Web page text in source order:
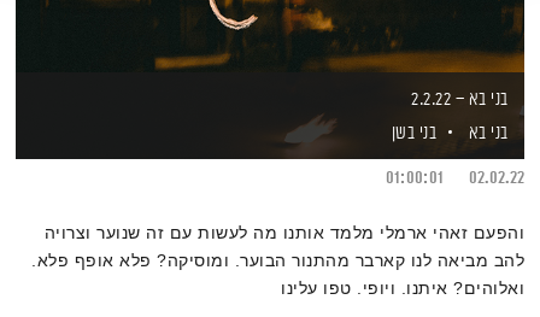
בני בא – 2.2.22
בני בא
בני בשן
02.02.22
01:00:01
והפעם זאהי ארמלי מלמד אותנו מה לעשות עם זה שנוער וצרויה
להב מביאה לנו קארבר מהתנור הבוער. ומוסיקה? פלא אופף פלא.
ואלוהים? איתנו. ויופי. טפו עלינו